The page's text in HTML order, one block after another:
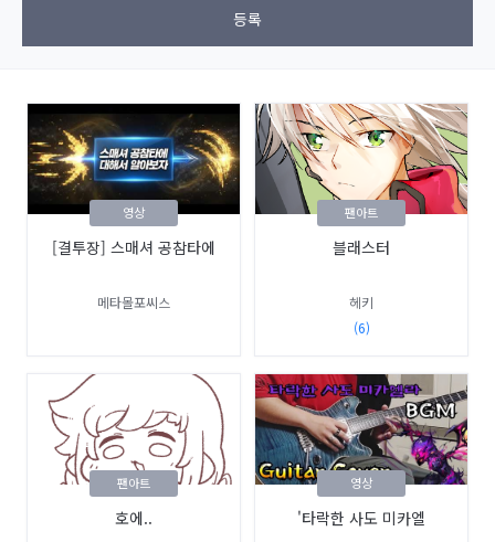
등록
[결투장] 스매셔 공참타에
메타몰포씨스
영상
블래스터
헤키
(6)
팬아트
호에..
팬아트
'타락한 사도 미카엘
영상